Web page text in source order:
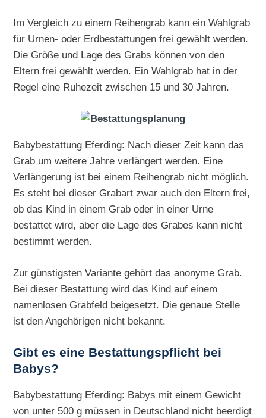
Im Vergleich zu einem Reihengrab kann ein Wahlgrab
für Urnen- oder Erdbestattungen frei gewählt werden.
Die Größe und Lage des Grabs können von den
Eltern frei gewählt werden. Ein Wahlgrab hat in der
Regel eine Ruhezeit zwischen 15 und 30 Jahren.
Babybestattung Eferding: Nach dieser Zeit kann das
Grab um weitere Jahre verlängert werden. Eine
Verlängerung ist bei einem Reihengrab nicht möglich.
Es steht bei dieser Grabart zwar auch den Eltern frei,
ob das Kind in einem Grab oder in einer Urne
bestattet wird, aber die Lage des Grabes kann nicht
bestimmt werden.
Zur günstigsten Variante gehört das anonyme Grab.
Bei dieser Bestattung wird das Kind auf einem
namenlosen Grabfeld beigesetzt. Die genaue Stelle
ist den Angehörigen nicht bekannt.
Gibt es eine Bestattungspflicht bei
Babys?
Babybestattung Eferding: Babys mit einem Gewicht
von unter 500 g müssen in Deutschland nicht beerdigt